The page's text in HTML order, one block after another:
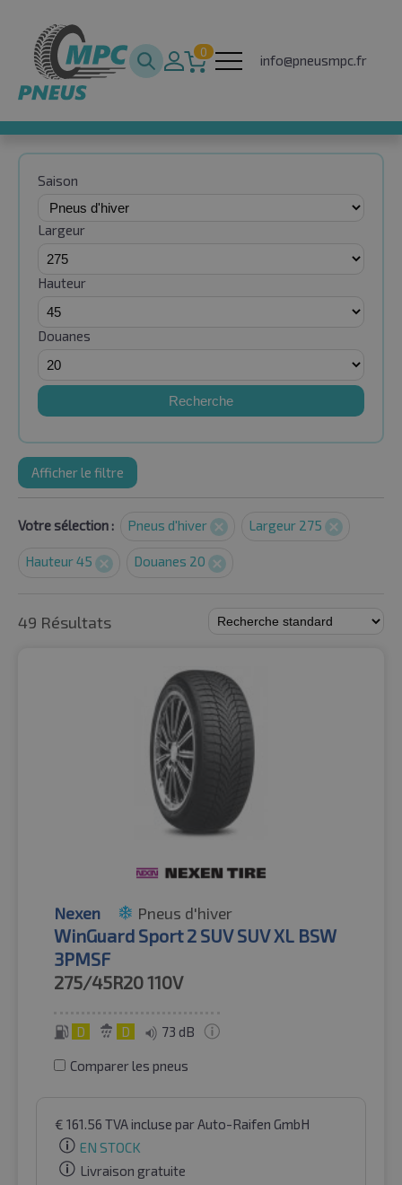
0
info@pneusmpc.fr
Saison
Largeur
Hauteur
Douanes
Recherche
Afficher le filtre
Votre sélection : Pneus d'hiver Largeur 275
Hauteur 45 Douanes 20
49 Résultats
Nexen Pneus d'hiver
WinGuard Sport 2 SUV SUV XL BSW
3PMSF
275/45R20110V
D D 73 dB
Comparer les pneus
€ 161.56 TVA incluse par Auto-Raifen GmbH
EN STOCK
Livraison gratuite